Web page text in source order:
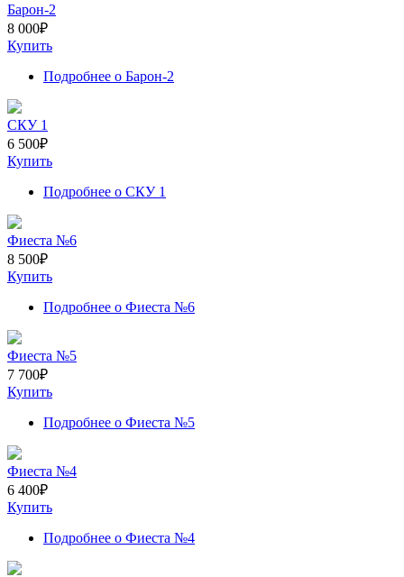
Барон-2
8 000₽
Купить
Подробнее о Барон-2
СКУ 1
6 500₽
Купить
Подробнее о СКУ 1
Фиеста №6
8 500₽
Купить
Подробнее о Фиеста №6
Фиеста №5
7 700₽
Купить
Подробнее о Фиеста №5
Фиеста №4
6 400₽
Купить
Подробнее о Фиеста №4